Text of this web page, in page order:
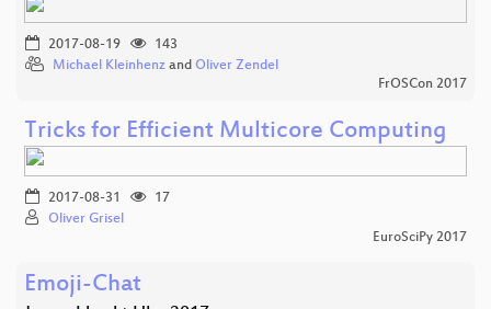
2017-08-19
143
Michael Kleinhenz and Oliver Zendel
FrOSCon 2017
Tricks for Efficient Multicore Computing
2017-08-31
17
Oliver Grisel
EuroSciPy 2017
Emoji-Chat